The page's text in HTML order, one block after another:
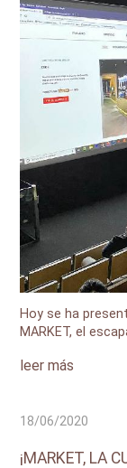
Hoy se ha
MARKET, el
leer más
18/06/2020
¡MARKET, LA